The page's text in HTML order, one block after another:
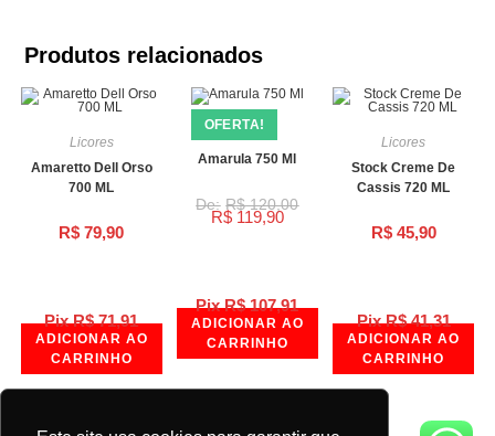
Produtos relacionados
Pix R$71,91
Licores
Amaretto Dell Orso
700 ML
R$ 79,90
ADICIONAR AO
CARRINHO
Pix R$107,91
OFERTA!
Licores
Amarula 750 Ml
R$120,00
R$119,90
ADICIONAR AO
CARRINHO
Pix R$41,31
Licores
Stock Creme De
Cassis 720 ML
R$45,90
ADICIONAR AO
CARRINHO